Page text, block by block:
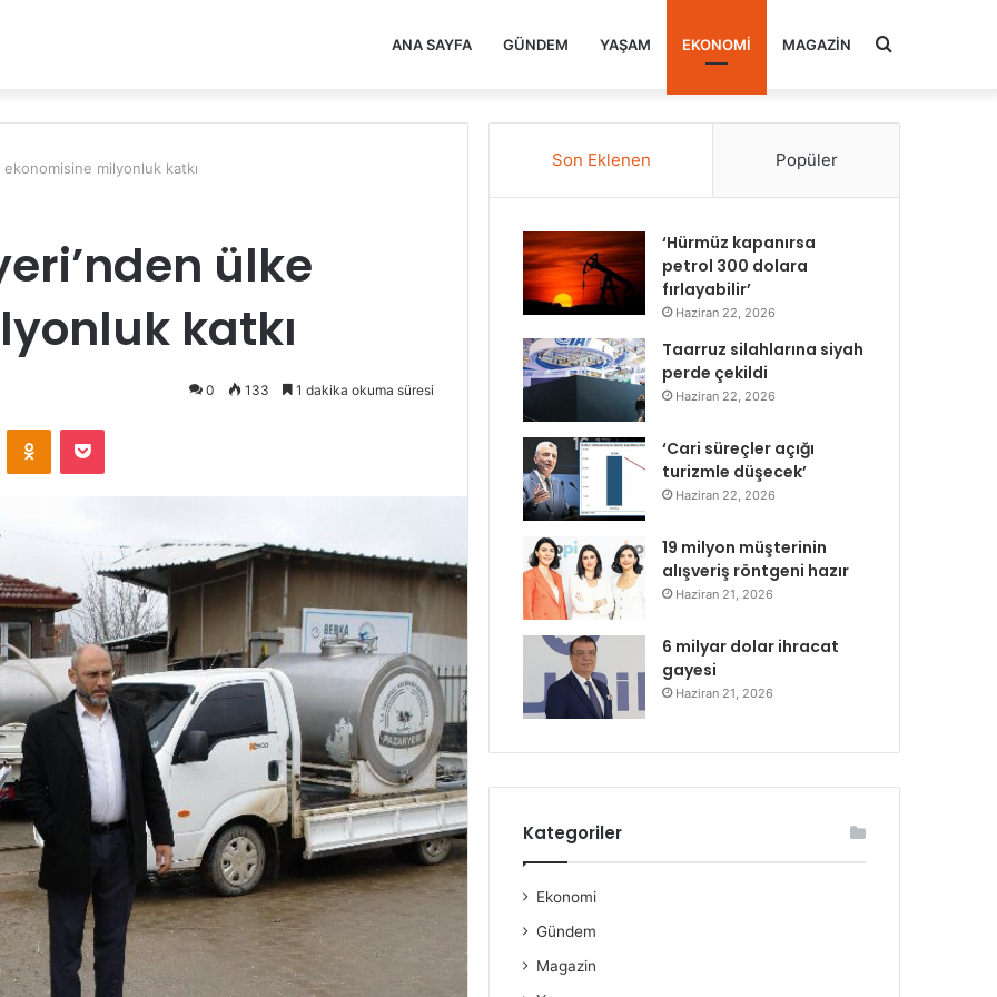
ANA SAYFA GÜNDEM YAŞAM EKONOMI MAGAZIN Arama
milyonluk katkı
ülke
katkı
0 133 1 dakika okuma süresi
Odnoklassniki
Pocket
Son Eklenen Popüler
‘Hürmüz kapanırsa
petrol 300 dolara
fırlayabilir’
Haziran 22, 2026
Taarruz silahlarına siyah
perde çekildi
Haziran 22, 2026
‘Cari süreçler açığı
turizmle düşecek’
Haziran 22, 2026
19 milyon müşterinin
alışveriş röntgeni hazır
Haziran 21, 2026
6 milyar dolar ihracat
gayesi
Haziran 21, 2026
Kategoriler
Ekonomi
Gündem
Magazin